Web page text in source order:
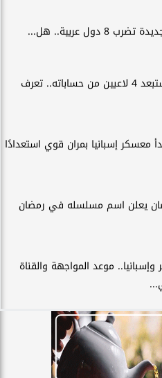
8 دول عربية.. هل...
الزمالك يستبعد 4 لاعبين من حساباته.. تعرف
معسكر إسبانيا بمران قوي استعدادًا
يعلن اسم مسلسله في رمضان
وإسبانيا.. موعد المواجهة والقناة